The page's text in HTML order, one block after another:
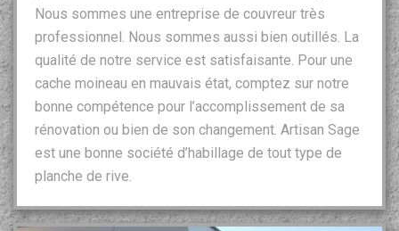
Nous sommes une entreprise de couvreur très
professionnel. Nous sommes aussi bien outillés. La
qualité de notre service est satisfaisante. Pour une
cache moineau en mauvais état, comptez sur notre
bonne compétence pour l’accomplissement de sa
rénovation ou bien de son changement. Artisan Sage
est une bonne société d’habillage de tout type de
planche de rive.